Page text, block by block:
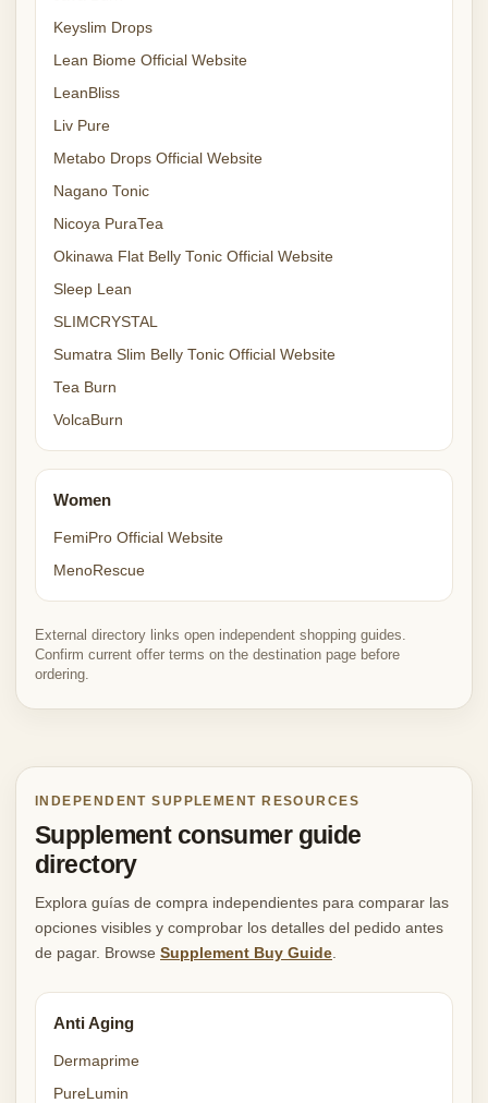
Keyslim Drops
Lean Biome Official Website
LeanBliss
Liv Pure
Metabo Drops Official Website
Nagano Tonic
Nicoya PuraTea
Okinawa Flat Belly Tonic Official Website
Sleep Lean
SLIMCRYSTAL
Sumatra Slim Belly Tonic Official Website
Tea Burn
VolcaBurn
Women
FemiPro Official Website
MenoRescue
External directory links open independent shopping guides.
Confirm current offer terms on the destination page before
ordering.
INDEPENDENT SUPPLEMENT RESOURCES
Supplement consumer guide
directory
Explora guías de compra independientes para comparar las
opciones visibles y comprobar los detalles del pedido antes
de pagar. Browse Supplement Buy Guide
Anti Aging
Dermaprime
PureLumin